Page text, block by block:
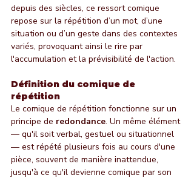
depuis des siècles, ce ressort comique
repose sur la répétition d’un mot, d’une
situation ou d’un geste dans des contextes
variés, provoquant ainsi le rire par
l'accumulation et la prévisibilité de l'action.
Définition du comique de
répétition
Le comique de répétition fonctionne sur un
principe de redondance. Un même élément
— qu'il soit verbal, gestuel ou situationnel
— est répété plusieurs fois au cours d'une
pièce, souvent de manière inattendue,
jusqu'à ce qu'il devienne comique par son